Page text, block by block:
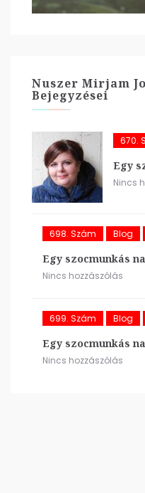
Nuszer Mirjam
Bejegyzései
670.
Egy
Nincs
698. Szám Blog
Egy szocmunkás
Nincs hozzászólás
699. Szám Blog
Egy szocmunkás
Nincs hozzászólás